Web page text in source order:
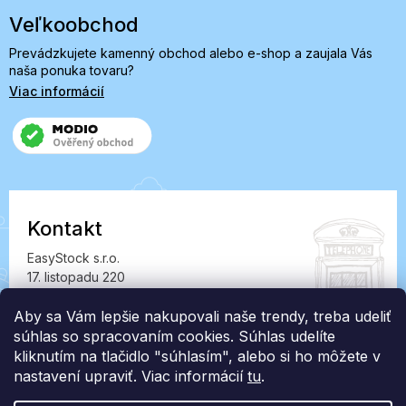
Aby sa Vám lepšie nakupovali naše trendy, treba udeliť
súhlas so spracovaním cookies. Súhlas udelíte
kliknutím na tlačidlo "súhlasím", alebo si ho môžete v
nastavení upraviť. Viac informácií tu.
Veľkoobchod
Prevádzkujete kamenný obchod alebo e-shop a zaujala Vás
naša ponuka tovaru?
Viac informácií
Kontakt
EasyStock s.r.o.
17. listopadu 220
IČ: 07727402, DIČ: CZ07727402
info@londonclub.sk